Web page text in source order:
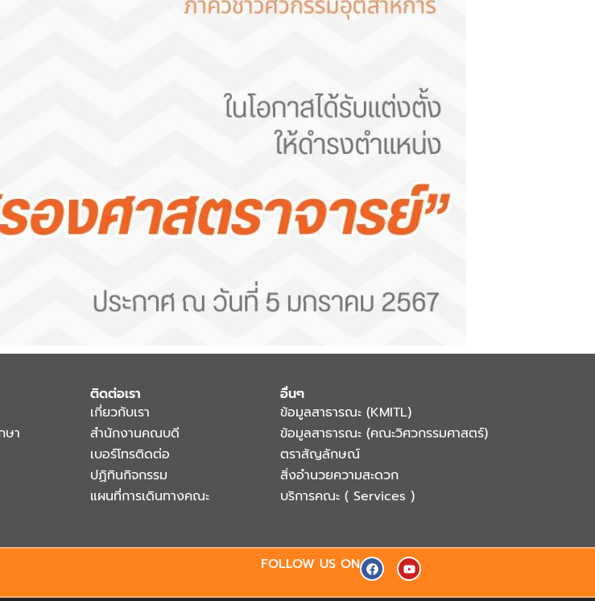
ษา
ติดต่อเรา
เกี่ยวกับเรา
สำนักงานคณบดี
เบอร์โทรติดต่อ
ปฏิทินกิจกรรม
แผนที่การเดินทางคณะ
อื่นๆ
ข้อมูลสาธารณะ (KMITL)
ข้อมูลสาธารณะ (คณะวิศวกรรมศาสตร์)
ตราสัญลักษณ์
สิ่งอำนวยความสะดวก
บริการคณะ ( Services )
FOLLOW US ON F
a
c
Y
o
u